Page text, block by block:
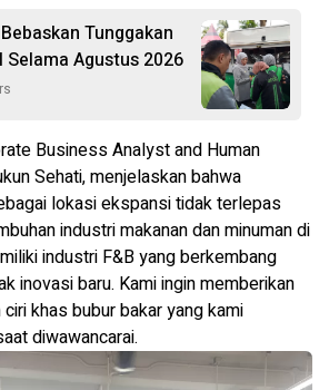
Tunggakan
Selama Agustus 2026
Business Analyst and Human
Sehati, menjelaskan bahwa
lokasi ekspansi tidak terlepas
industri makanan dan minuman di
industri F&B yang berkembang
inovasi baru. Kami ingin memberikan
khas bubur bakar yang kami
diwawancarai.